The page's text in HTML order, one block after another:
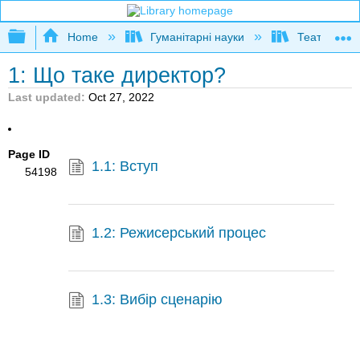
Expand/collapse global hierarchy
Home Гуманітарні науки Театр і кіно
1: Що таке директор?
Last updated Oct 27, 2022
Page ID
54198
1.1: Вступ
1.2: Режисерський процес
1.3: Вибір сценарію